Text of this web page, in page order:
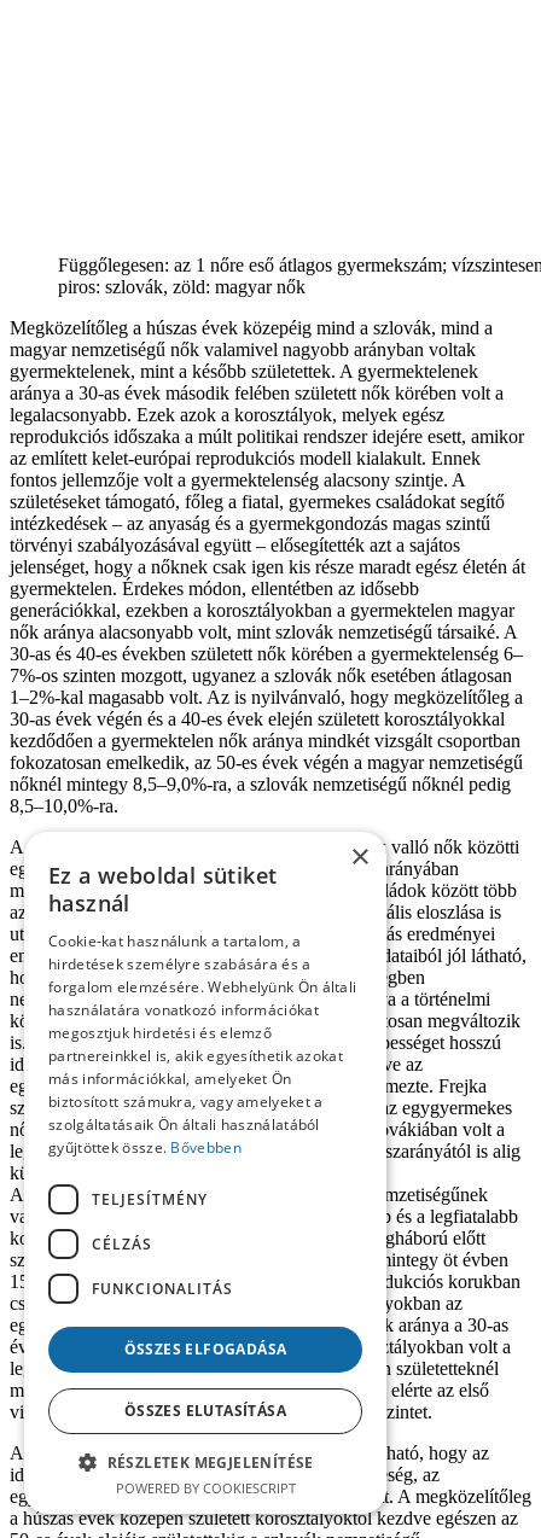
Függőlegesen: az 1 nőre eső átlagos gyermekszám;
piros: szlovák, zöld: magyar nők
Megközelítőleg a húszas évek közepéig mind a szlovák, mind a
magyar nemzetiségű nők valamivel nagyobb arányban voltak
gyermektelenek, mint a később születettek. A gyermektelenek
aránya a 30-as évek második felében született nők körében volt a
legalacsonyabb. Ezek azok a korosztályok, melyek egész
reprodukciós időszaka a múlt politikai rendszer idejére esett, amikor
az említett kelet-európai reprodukciós modell kialakult. Ennek
fontos jellemzője volt a gyermektelenség alacsony szintje. A
születéseket támogató, főleg a fiatal, gyermekes családokat segítő
intézkedések – az anyaság és a gyermekgondozás magas szintű
törvényi szabályozásával együtt – elősegítették azt a sajátos
jelenséget, hogy a nőknek csak igen kis része maradt egész életén át
gyermektelen. Érdekes módon, ellentétben az idősebb
generációkkal, ezekben a korosztályokban a gyermektelen magyar
nők aránya alacsonyabb volt, mint szlovák nemzetiségű társaiké. A
30-as és 40-es években született nők körében a gyermektelenség 6–
7%-os szinten mozgott, ugyanez a szlovák nők esetében átlagosan
1–2%-kal magasabb volt. Az is nyilvánvaló, hogy megközelítőleg a
30-as évek végén és a 40-es évek elején született korosztályokkal
kezdődően a gyermektelen nők aránya mindkét vizsgált csoportban
fokozatosan emelkedik, az 50-es évek végén a magyar nemzetiségű
nőknél mintegy 8,5–9,0%-ra, a szlovák nemzetiségű nőknél pedig
8,5–10,0%-ra.
A magukat magyar vagy szlovák nemzetiségűnek valló nők közötti
egyik sajátos különbség az egygyermekesek részarányában
mutatkozik. Arra a jelenségre, hogy a magyar családok között több
az egygyermekes, közvetve már a jelenség regionális eloszlása is
utalt. Ezt az 1930., 1960. és 1980. évi népszámlálás eredményei
empirikusan igazolták. A 2001-es népszámlálás adataiból jól látható,
hogy ez a jelenség a magyar nemzetiségű népességben
nemzedékeken keresztül fennmaradt, még ha súlya a történelmi
körülmények alakulása folytán alighanem fokozatosan megváltozik
is. Az európai kontextust tekintve a szlovákiai népességet hosszú
ideig igen alacsony arányú gyermektelenség, illetve az
egygyermekes családok alacsony részaránya jellemezte. Frejka
szerint az 1918 és 1965 közötti korosztályokban az egygyermekes
nők aránya valamennyi európai ország közül Szlovákiában volt a
legalacsonyabb, miközben a gyermektelen nők részarányától is alig
különbözött (Potančoková 2009).
A 2001. évi népszámláláskor magukat magyar nemzetiségűnek
vallott egygyermekes nők részaránya a legidősebb és a legfiatalabb
korosztályokban volt a legmagasabb. Az első világháború előtt
született nemzedékek körében és a háború utáni mintegy öt évben
15% fölött volt azon nők aránya, akik teljes reprodukciós korukban
csak egy gyermeket szültek. A fiatalabb korosztályokban az
egykeség némileg csökkent, az egygyermekes nők aránya a 30-as
évek végén és a 40-es évek elején született korosztá­lyokban volt a
legalacsonyabb. Ugyanakkor az 50-es évek végén születetteknél
már azt látjuk, hogy az egygyermekes nők aránya elérte az első
világháború utáni korosztályokban mért 15%-os szintet.
A szlovák nemzetiségű nőkről ugyancsak elmondható, hogy az
idősebb korosztá­lyokban gyakoribb volt az egykeség, az
egygyermekes nők aránya 10–13% körül mozgott. A megközelítőleg
a húszas évek közepén született korosztályoktól kezdve egészen az
×
Ez a weboldal sütiket
használ
Cookie-kat használunk a tartalom, a
hirdetések személyre szabására és a
forgalom elemzésére. Webhelyünk Ön általi
használatára vonatkozó információkat
megosztjuk hirdetési és elemző
partnereinkkel is, akik egyesíthetik azokat
más információkkal, amelyeket Ön
biztosított számukra, vagy amelyeket a
szolgáltatásaik Ön általi használatából
gyűjtöttek össze. Bővebben
TELJESÍTMÉNY
CÉLZÁS
FUNKCIONALITÁS
ÖSSZES ELFOGADÁSA
ÖSSZES ELUTASÍTÁSA
RÉSZLETEK MEGJELENÍTÉSE
POWERED BY COOKIESCRIPT